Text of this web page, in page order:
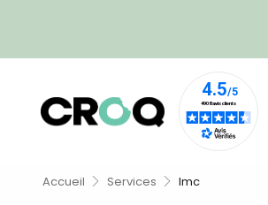
Accueil Services Imc